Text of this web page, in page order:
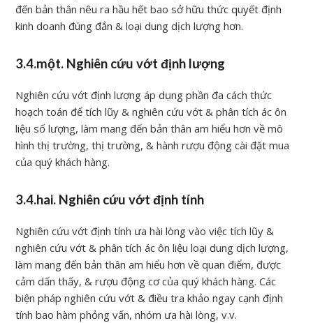
đến bản thân nêu ra hầu hết bao sở hữu thức quyết định
kinh doanh đúng đắn & loại dung dịch lượng hơn.
3.4.một. Nghiên cứu vớt định lượng
Nghiên cứu vớt định lượng áp dụng phần đa cách thức
hoạch toán để tích lũy & nghiên cứu vớt & phân tích ác ôn
liệu số lượng, làm mang đến bản thân am hiểu hơn về mô
hình thị trường, thị trường, & hành rượu động cài đặt mua
của quý khách hàng.
3.4.hai. Nghiên cứu vớt định tính
Nghiên cứu vớt định tính ưa hài lòng vào việc tích lũy &
nghiên cứu vớt & phân tích ác ôn liệu loại dung dịch lượng,
làm mang đến bản thân am hiểu hơn về quan điểm, được
cảm dấn thấy, & rượu động cơ của quý khách hàng. Các
biện pháp nghiên cứu vớt & điều tra khảo ngay cạnh định
tính bao hàm phỏng vấn, nhóm ưa hài lòng, v.v.